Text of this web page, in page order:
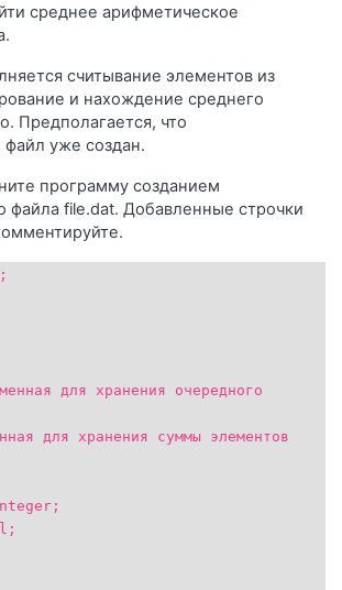
среднее арифметическое
считывание элементов из
и нахождение среднего
Предполагается, что
уже создан.
программу созданием
файла file.dat. Добавленные строчки
для хранения очередного
для хранения суммы элементов